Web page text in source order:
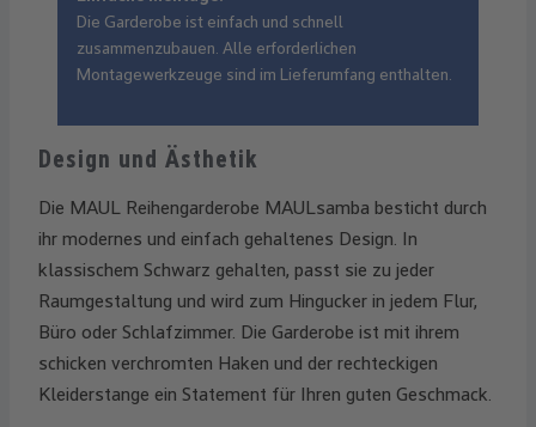
Die Garderobe ist einfach und schnell
zusammenzubauen. Alle erforderlichen
Montagewerkzeuge sind im Lieferumfang enthalten.
Design und Ästhetik
Die MAUL Reihengarderobe MAULsamba besticht durch
ihr modernes und einfach gehaltenes Design. In
klassischem Schwarz gehalten, passt sie zu jeder
Raumgestaltung und wird zum Hingucker in jedem Flur,
Büro oder Schlafzimmer. Die Garderobe ist mit ihrem
schicken verchromten Haken und der rechteckigen
Kleiderstange ein Statement für Ihren guten Geschmack.